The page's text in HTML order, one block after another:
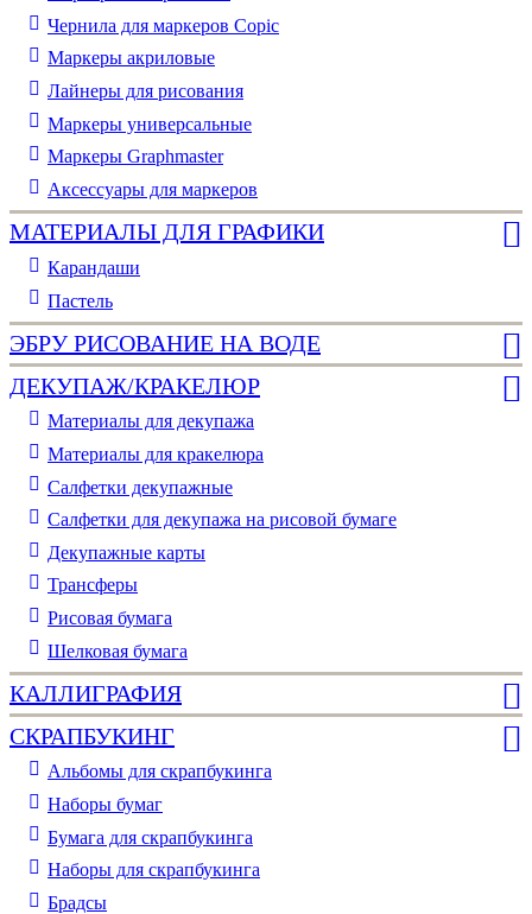
Чернила для маркеров Copic
Маркеры акриловые
Лайнеры для рисования
Маркеры универсальные
Маркеры Graphmaster
Аксессуары для маркеров
МАТЕРИАЛЫ ДЛЯ ГРАФИКИ
Карандаши
Пастель
ЭБРУ РИСОВАНИЕ НА ВОДЕ
ДЕКУПАЖ/КРАКЕЛЮР
Материалы для декупажа
Материалы для кракелюра
Cалфетки декупажные
Салфетки для декупажа на рисовой бумаге
Декупажные карты
Трансферы
Рисовая бумага
Шелковая бумага
КАЛЛИГРАФИЯ
СКРАПБУКИНГ
Альбомы для скрапбукинга
Наборы бумаг
Бумага для скрапбукинга
Наборы для скрапбукинга
Брадсы